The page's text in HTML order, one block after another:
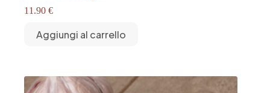
11.90 €
Aggiungi al carrello